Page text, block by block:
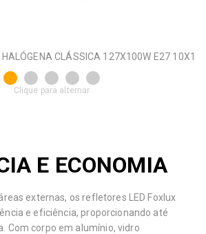
HALÓGENA CLÁSSICA 127X100W E27 10X1
Clique para alternar
E ECONOMIA
externas, os refletores LED Foxlux
e eficiência, proporcionando até
Com corpo em alumínio, vidro